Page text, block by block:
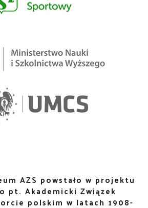
AZS powstało w projektu
pt. Akademicki Związek
polskim w latach 1908-